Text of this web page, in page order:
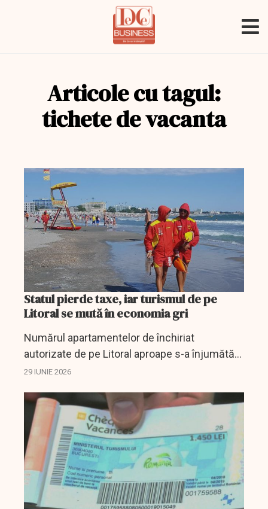
Articole cu tagul:
tichete de vacanta
Statul pierde taxe, iar turismul de pe
Litoral se mută în economia gri
Numărul apartamentelor de închiriat
autorizate de pe Litoral aproape s-a înjumătățit
într-un singur an, după reducerea cu 50% a
29 IUNIE 2026